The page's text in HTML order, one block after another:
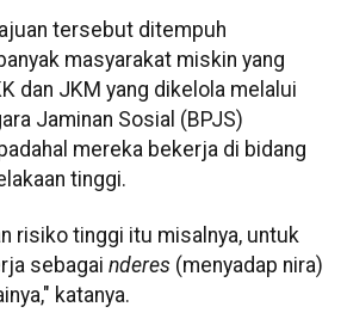
tersebut ditempuh
masyarakat miskin yang
dan JKM yang dikelola melalui
Jaminan Sosial (BPJS)
mereka bekerja di bidang
tinggi.
risiko tinggi itu misalnya, untuk
sebagai nderes (menyadap nira)
katanya.